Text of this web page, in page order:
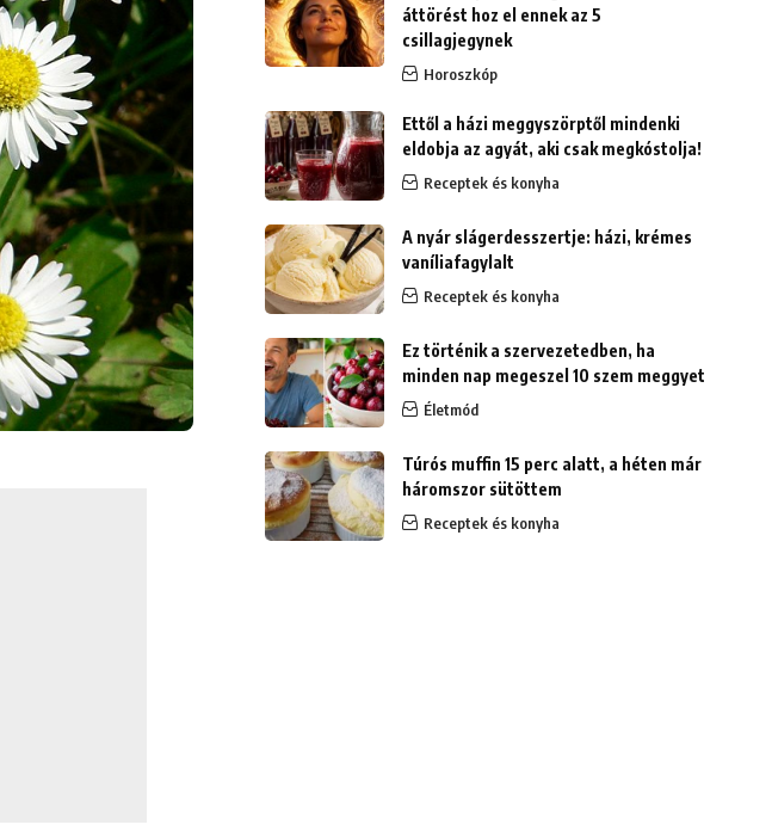
áttörést hoz el ennek az 5
csillagjegynek
Horoszkóp
Ettől a házi meggyszörptől mindenki
eldobja az agyát, aki csak megkóstolja!
Receptek és konyha
A nyár slágerdesszertje: házi, krémes
vaníliafagylalt
Receptek és konyha
Ez történik a szervezetedben, ha
minden nap megeszel 10 szem meggyet
Életmód
Túrós muffin 15 perc alatt, a héten már
háromszor sütöttem
Receptek és konyha